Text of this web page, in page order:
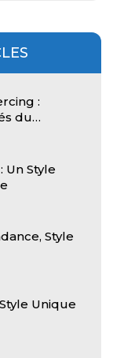
:
du…
Un Style
Style
Unique